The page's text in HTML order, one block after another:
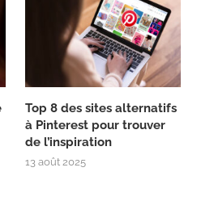
Top 8 des sites alternatifs
à Pinterest pour trouver
de l’inspiration
13 août 2025